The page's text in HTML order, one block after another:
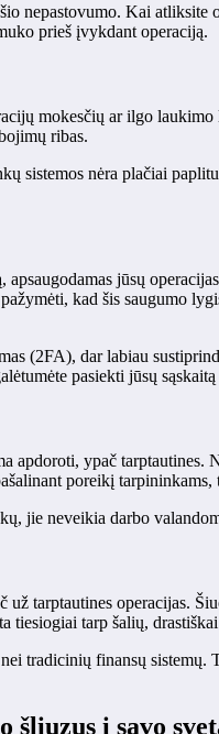
nepastovumo. Kai
prieš įvykdant operaciją.
mokesčių ar ilgo
ribas.
sistemos nėra plačiai
jūsų
kad šis saugumo
(2FA), dar labiau
pasiekti jūsų
ypač
poreikį tarpininkams,
jie neveikia darbo
tarptautines operacijas.
tarp šalių, drastiškai
tradicinių finansų
į savo